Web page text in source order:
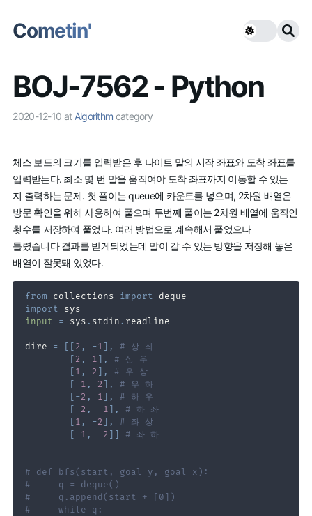
Cometin'
BOJ-7562 - Python
2020-12-10 at Algorithm category
체스 보드의 크기를 입력받은 후 나이트 말의 시작 좌표와 도착 좌표를
입력받는다. 최소 몇 번 말을 움직여야 도착 좌표까지 이동할 수 있는
지 출력하는 문제. 첫 풀이는 queue에 카운트를 넣으며, 2차원 배열은
방문 확인을 위해 사용하여 풀으며 두번째 풀이는 2차원 배열에 움직인
횟수를 저장하여 풀었다. 여러 방법으로 계속해서 풀었으나
틀렸습니다 결과를 받게되었는데 말이 갈 수 있는 방향을 저장해 놓은
배열이 잘못돼 있었다.
from collections import
import
input
= sys . stdin .
dire = [ [ 2 , -1 ] ,
# 상 좌
[ 2 , 1 ] ,
# 상 우
[ 1 , 2 ] ,
# 우 상
[ -1 , 2 ] ,
# 우 하
[ -2 , 1 ] ,
# 하 우
[ -2 , -1 ] ,
# 하 좌
[ 1 , -2 ] ,
# 좌 상
[ -1 , -2 ] ] # 좌 하
# def bfs(start, goal_y, goal_x):
#     q = deque()
#     q.append(start + [0])
#     while q: